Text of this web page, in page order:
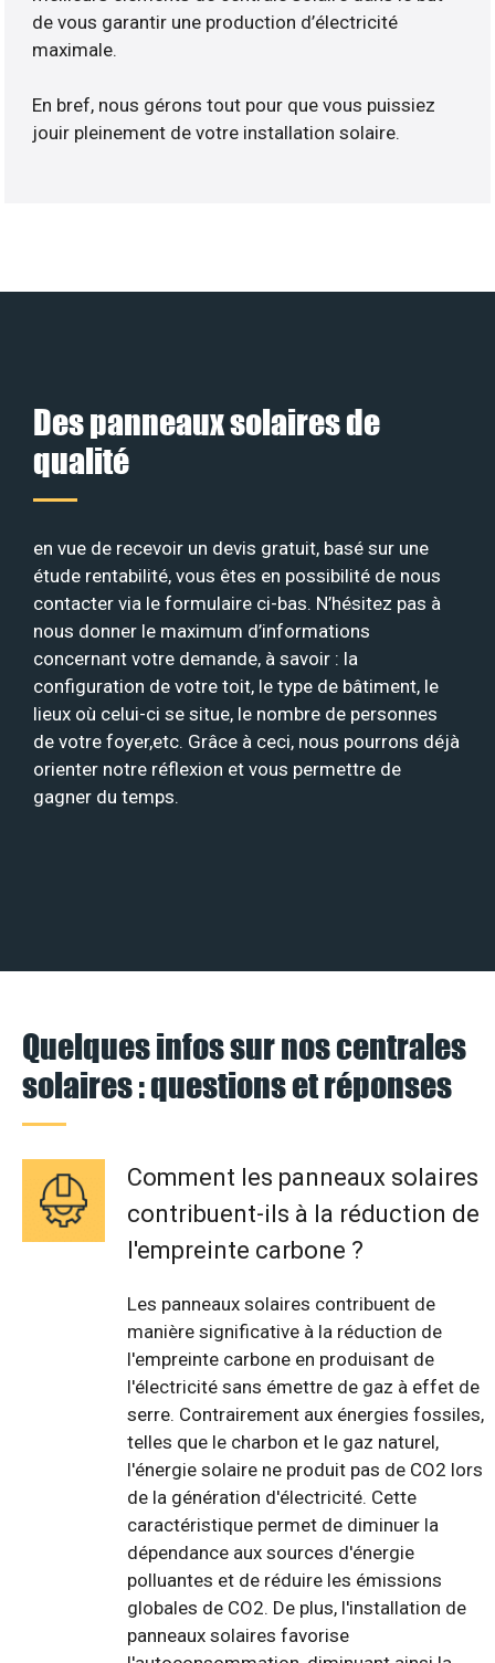
de vous garantir une production d’électricité
maximale.
En bref, nous gérons tout pour que vous puissiez
jouir pleinement de votre installation solaire.
Des panneaux solaires de
qualité
en vue de recevoir un devis gratuit, basé sur une
étude rentabilité, vous êtes en possibilité de nous
contacter via le formulaire ci-bas. N’hésitez pas à
nous donner le maximum d’informations
concernant votre demande, à savoir : la
configuration de votre toit, le type de bâtiment, le
lieux où celui-ci se situe, le nombre de personnes
de votre foyer,etc. Grâce à ceci, nous pourrons déjà
orienter notre réflexion et vous permettre de
gagner du temps.
Quelques infos sur nos centrales
solaires : questions et réponses
Comment les panneaux solaires
contribuent-ils à la réduction de
l'empreinte carbone ?
Les panneaux solaires contribuent de
manière significative à la réduction de
l'empreinte carbone en produisant de
l'électricité sans émettre de gaz à effet de
serre. Contrairement aux énergies fossiles,
telles que le charbon et le gaz naturel,
l'énergie solaire ne produit pas de CO2 lors
de la génération d'électricité. Cette
caractéristique permet de diminuer la
dépendance aux sources d'énergie
polluantes et de réduire les émissions
globales de CO2. De plus, l'installation de
panneaux solaires favorise